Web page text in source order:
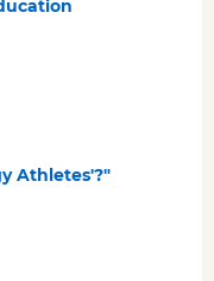
Athletes'?"